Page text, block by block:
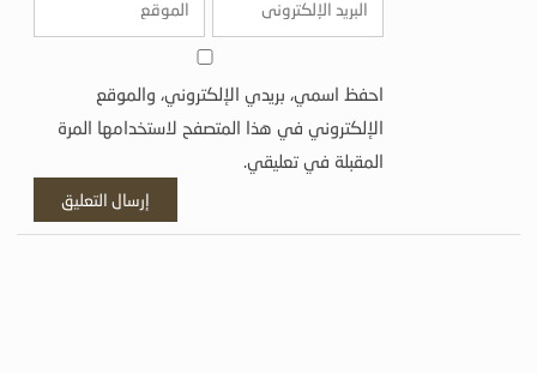
احفظ اسمي، بريدي الإلكتروني، والموقع
الإلكتروني في هذا المتصفح لاستخدامها المرة
المقبلة في تعليقي.